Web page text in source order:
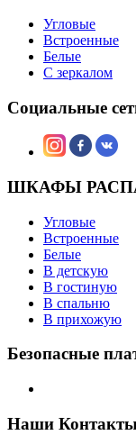
Угловые
Встроенные
Белые
С зеркалом
Социальные
ШКАФЫ
Угловые
Встроенные
Белые
В детскую
В гостиную
В спальню
В прихожую
Безопасные
Наши